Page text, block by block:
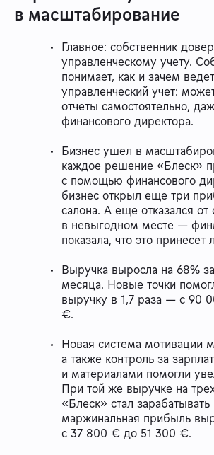
в масштабирование
Главное: собственник
управленческому учету.
понимает, как и зачем
управленческий учет:
отчеты самостоятельно,
финансового директора.
Бизнес ушел в
каждое решение «Блеск»
с помощью финансового
бизнес открыл еще три
салона. А еще отказался от
в невыгодном месте —
показала, что это
Выручка выросла на 68%
месяца. Новые точки
выручку в 1,7 раза — с 90
€.
Новая система мотивации
а также контроль за
и материалами помогли
При той же выручке на
«Блеск» стал
маржинальная прибыль
с 37 800 € до 51 300 €.